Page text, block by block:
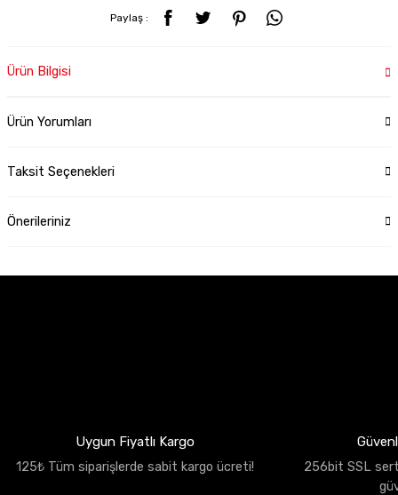
Paylaş :
Ürün Bilgisi
Ürün Yorumları
Taksit Seçenekleri
Önerileriniz
Uygun Fiyatlı Kargo
125₺ Tüm siparişlerde sabit kargo ücreti!
256bit SSL